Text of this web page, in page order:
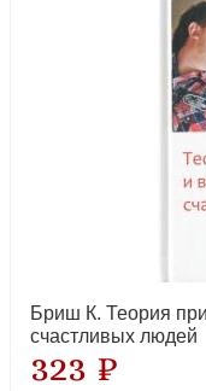
Бриш К. Теория
счастливых людей
323 ₽